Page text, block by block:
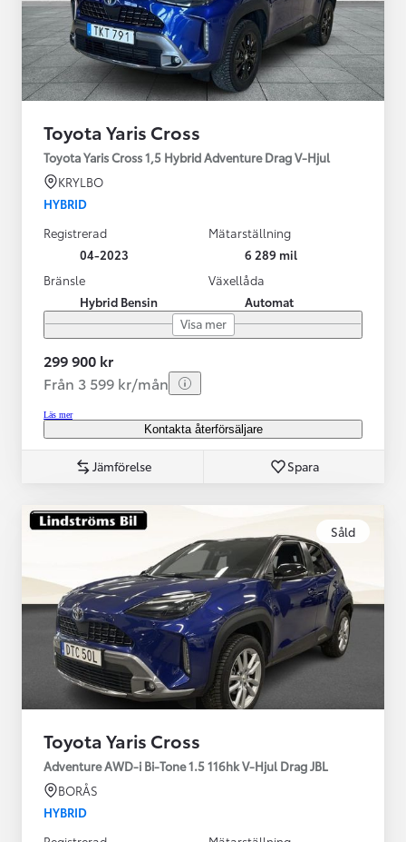
Toyota Yaris Cross
Toyota Yaris Cross 1,5 Hybrid Adventure Drag V-Hjul
KRYLBO
HYBRID
Registrerad
04-2023
Mätarställning
6 289 mil
Bränsle
Hybrid Bensin
Växellåda
Automat
Visa mer
299 900 kr
Från 3 599 kr/mån
Läs mer
Kontakta återförsäljare
Jämförelse Spara
Såld
Toyota Yaris Cross
Adventure AWD-i Bi-Tone 1.5 116hk V-Hjul Drag JBL
BORÅS
HYBRID